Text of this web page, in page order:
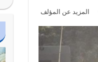
المزيد عن المؤلف